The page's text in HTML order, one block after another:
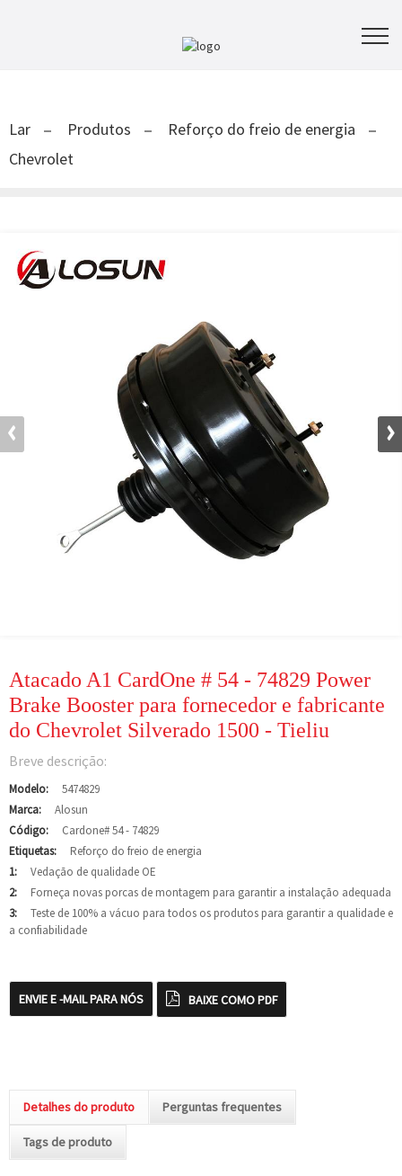
Lar Produtos
Reforço do freio de energia
Chevrolet
Atacado A1 CardOne # 54 - 74829 Power
Brake Booster para fornecedor e fabricante
do Chevrolet Silverado 1500 - Tieliu
Breve descrição:
Modelo:
5474829
Marca:
Alosun
Código:
Cardone# 54 - 74829
Etiquetas:
Reforço do freio de energia
1:
Vedação de qualidade OE
2:
Forneça novas porcas de montagem para garantir a instalação adequada
3:
Teste de 100% a vácuo para todos os produtos para garantir a qualidade e
a confiabilidade
ENVIE E -MAIL PARA NÓS BAIXE COMO PDF
Detalhes do produto Perguntas frequentes
Tags de produto